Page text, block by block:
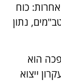
אחרות: כוח
נתון
הוא
ייצוא